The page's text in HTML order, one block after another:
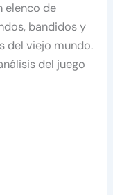
elenco de
bandidos y
del viejo mundo.
del juego